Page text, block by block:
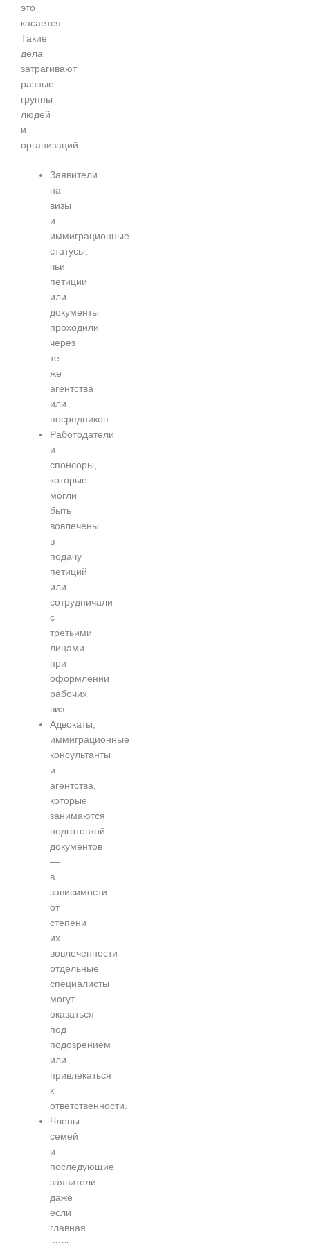
это
касается
Такие
дела
затрагивают
разные
группы
людей
и
организаций:
Заявители
на
визы
и
иммиграционные
статусы,
чьи
петиции
или
документы
проходили
через
те
же
агентства
или
посредников.
Работодатели
и
спонсоры,
которые
могли
быть
вовлечены
в
подачу
петиций
или
сотрудничали
с
третьими
лицами
при
оформлении
рабочих
виз.
Адвокаты,
иммиграционные
консультанты
и
агентства,
которые
занимаются
подготовкой
документов
—
в
зависимости
от
степени
их
вовлеченности
отдельные
специалисты
могут
оказаться
под
подозрением
или
привлекаться
к
ответственности.
Члены
семей
и
последующие
заявители:
даже
если
главная